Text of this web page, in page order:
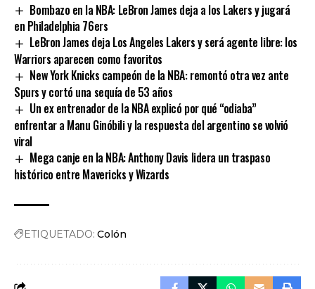
Bombazo en la NBA: LeBron James deja a los Lakers y jugará
en Philadelphia 76ers
LeBron James deja Los Angeles Lakers y será agente libre: los
Warriors aparecen como favoritos
New York Knicks campeón de la NBA: remontó otra vez ante
Spurs y cortó una sequía de 53 años
Un ex entrenador de la NBA explicó por qué “odiaba”
enfrentar a Manu Ginóbili y la respuesta del argentino se volvió
viral
Mega canje en la NBA: Anthony Davis lidera un traspaso
histórico entre Mavericks y Wizards
ETIQUETADO: Colón